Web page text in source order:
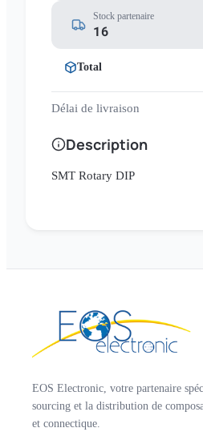
Stock partenaire
16
Total
Délai de livraison
Description
SMT Rotary DIP
EOS Electronic, votre partenaire
sourcing et la distribution de
et connectique.